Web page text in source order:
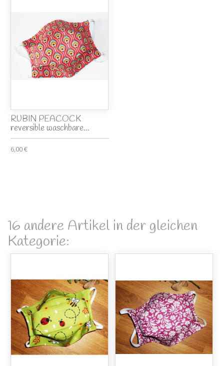
RUBIN PEACOCK
reversible waschbare...
6,00 €
16 andere Artikel in der gleichen
Kategorie: